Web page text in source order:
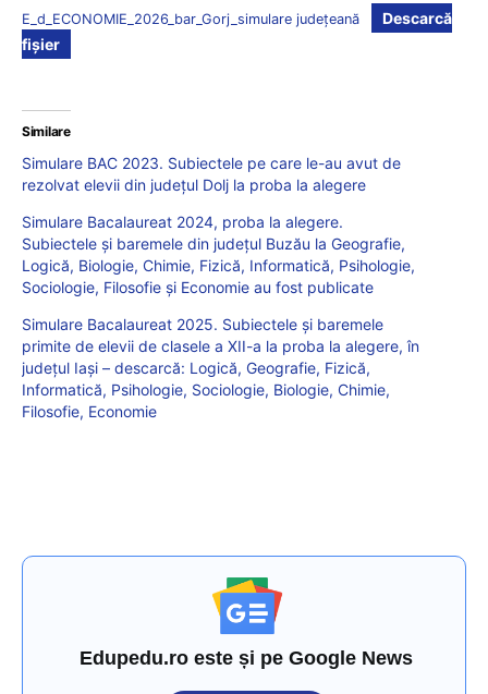
E_d_ECONOMIE_2026_bar_Gorj_simulare județeană
Descarcă
fișier
Similare
Simulare BAC 2023. Subiectele pe care le-au avut de
rezolvat elevii din județul Dolj la proba la alegere
Simulare Bacalaureat 2024, proba la alegere.
Subiectele și baremele din județul Buzău la Geografie,
Logică, Biologie, Chimie, Fizică, Informatică, Psihologie,
Sociologie, Filosofie și Economie au fost publicate
Simulare Bacalaureat 2025. Subiectele și baremele
primite de elevii de clasele a XII-a la proba la alegere, în
județul Iași – descarcă: Logică, Geografie, Fizică,
Informatică, Psihologie, Sociologie, Biologie, Chimie,
Filosofie, Economie
Edupedu.ro este și pe Google News